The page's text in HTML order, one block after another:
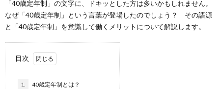
ー
「40歳定年制」の文字に、ドキッとした方は多いかもしれません。
なぜ「40歳定年制」という言葉が登場したのでしょう？ その語源
と「40歳定年制」を意識して働くメリットについて解説します。
目次
1. 40歳定年制とは？